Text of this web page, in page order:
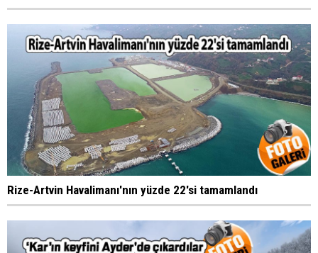
Rize-Artvin Havalimanı'nın yüzde 22'si tamamlandı